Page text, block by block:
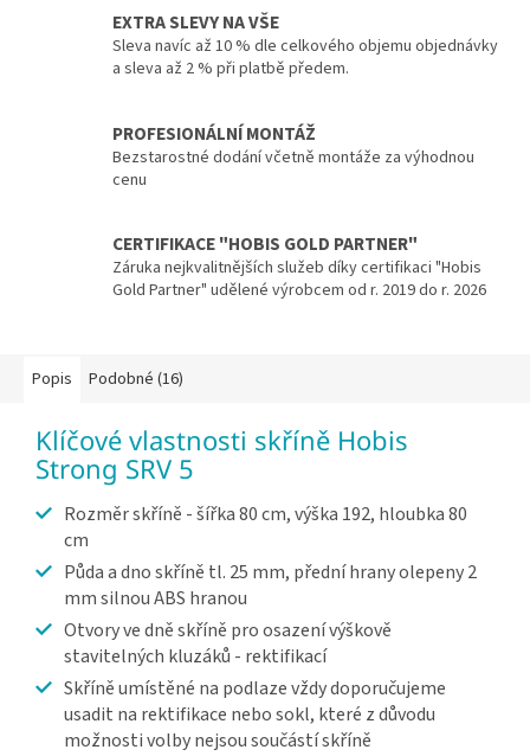
EXTRA SLEVY NA VŠE
Sleva navíc až 10 % dle celkového objemu objednávky
a sleva až 2 % při platbě předem.
PROFESIONÁLNÍ MONTÁŽ
Bezstarostné dodání včetně montáže za výhodnou
cenu
CERTIFIKACE "HOBIS GOLD PARTNER"
Záruka nejkvalitnějších služeb díky certifikaci "Hobis
Gold Partner" udělené výrobcem od r. 2019 do r. 2026
Popis Podobné (16)
Klíčové vlastnosti skříně Hobis
Strong SRV 5
Rozměr skříně - šířka 80 cm, výška 192, hloubka 80
cm
Půda a dno skříně tl. 25 mm, přední hrany olepeny 2
mm silnou ABS hranou
Otvory ve dně skříně pro osazení výškově
stavitelných kluzáků - rektifikací
Skříně umístěné na podlaze vždy doporučujeme
usadit na rektifikace nebo sokl, které z důvodu
možnosti volby nejsou součástí skříně